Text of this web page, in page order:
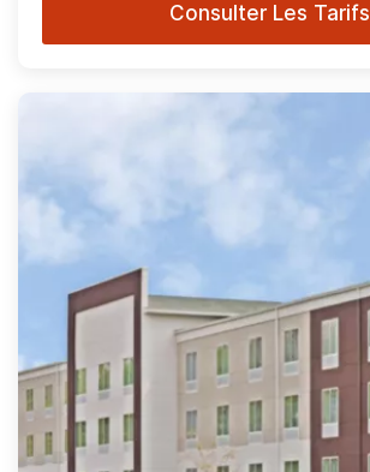
Consulter Les Tarifs